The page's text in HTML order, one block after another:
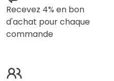
Recevez 4% en bon
d'achat pour chaque
commande